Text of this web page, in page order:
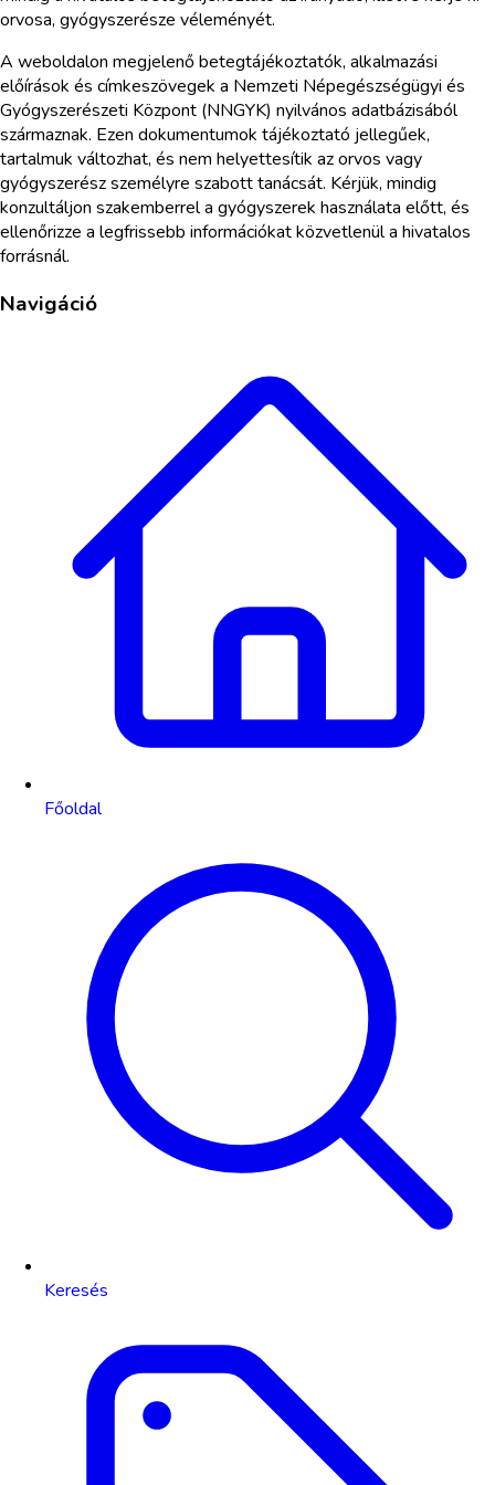
orvosa, gyógyszerésze véleményét.
A weboldalon megjelenő betegtájékoztatók, alkalmazási
előírások és címkeszövegek a Nemzeti Népegészségügyi és
Gyógyszerészeti Központ (NNGYK) nyilvános adatbázisából
származnak. Ezen dokumentumok tájékoztató jellegűek,
tartalmuk változhat, és nem helyettesítik az orvos vagy
gyógyszerész személyre szabott tanácsát. Kérjük, mindig
konzultáljon szakemberrel a gyógyszerek használata előtt, és
ellenőrizze a legfrissebb információkat közvetlenül a hivatalos
forrásnál.
Navigáció
Főoldal
Keresés